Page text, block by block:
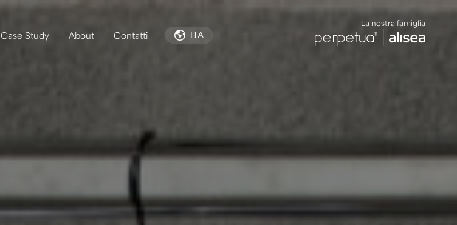
Case Study About Contatti ITA
La nostra famiglia